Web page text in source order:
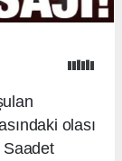
olası
Saadet